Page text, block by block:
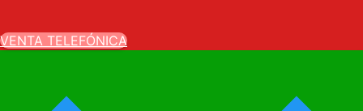
VENTA TELEFÓNICA